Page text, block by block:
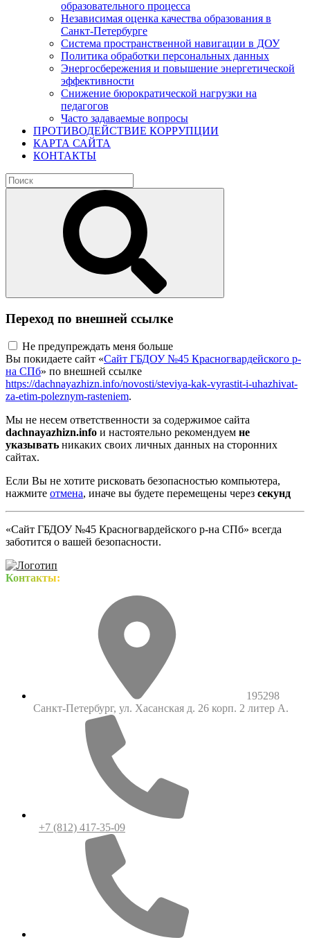
образовательного процесса
Независимая оценка качества образования в
Санкт-Петербурге
Система пространственной навигации в ДОУ
Политика обработки персональных данных
Энергосбережения и повышение энергетической
эффективности
Снижение бюрократической нагрузки на
педагогов
Часто задаваемые вопросы
ПРОТИВОДЕЙСТВИЕ КОРРУПЦИИ
КАРТА САЙТА
КОНТАКТЫ
Переход по внешней ссылке
Не предупреждать меня больше
Вы покидаете сайт «Сайт ГБДОУ №45 Красногвардейского р-
на СПб» по внешней ссылке
https://dachnayazhizn.info/novosti/steviya-kak-vyrastit-i-uhazhivat-
za-etim-poleznym-rasteniem.
Мы не несем ответственности за содержимое сайта
dachnayazhizn.info и настоятельно рекомендуем не
указывать никаких своих личных данных на сторонних
сайтах.
Если Вы не хотите рисковать безопасностью компьютера,
нажмите отмена, иначе вы будете перемещены через секунд
«Сайт ГБДОУ №45 Красногвардейского р-на СПб» всегда
заботится о вашей безопасности.
Контакты:
195298
Санкт-Петербург, ул. Хасанская д. 26 корп. 2 литер А.
+7 (812) 417-35-09